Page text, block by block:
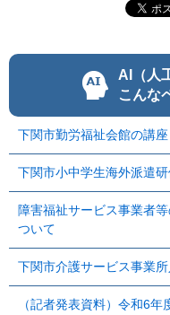
AI（人
こんな
下関市勤労福祉会館の講座
下関市小中学生海外派遣研
障害福祉サービス事業者
ついて
下関市介護サービス事業
（記者発表資料）令和6